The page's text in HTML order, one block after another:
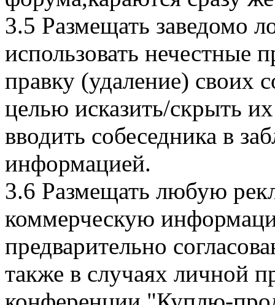
3.5 Размещать заведомо
использовать нечестные
правку (удаление) своих
целью исказить/скрыть
вводить собеседника в
информацией.
3.6 Размещать любую
коммерческую
предварительно
также в случаях личной